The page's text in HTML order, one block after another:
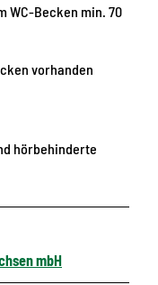
WC-Becken min. 70
vorhanden
hörbehinderte
mbH